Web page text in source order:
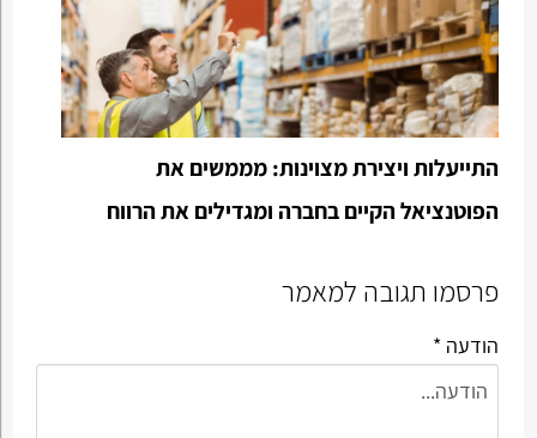
התייעלות ויצירת מצוינות: מממשים את
הפוטנציאל הקיים בחברה ומגדילים את הרווח
פרסמו תגובה למאמר
הודעה *